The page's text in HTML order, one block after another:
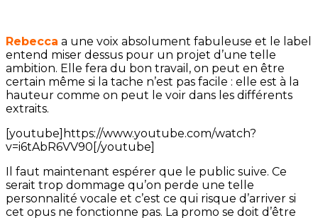
Rebecca a une voix absolument fabuleuse et le label
entend miser dessus pour un projet d’une telle
ambition. Elle fera du bon travail, on peut en être
certain même si la tache n’est pas facile : elle est à la
hauteur comme on peut le voir dans les différents
extraits.
[youtube]https://www.youtube.com/watch?
v=i6tAbR6VV90[/youtube]
Il faut maintenant espérer que le public suive. Ce
serait trop dommage qu’on perde une telle
personnalité vocale et c’est ce qui risque d’arriver si
cet opus ne fonctionne pas. La promo se doit d’être